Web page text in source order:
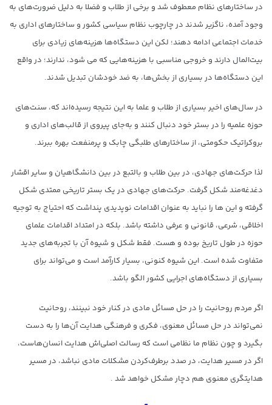
در ساختارهای نظام معطوف شد و برخی از طلاب و فضلا به دلیل ضرورت‌های به
وجود آمده، ناگزیر شدند در چارچوب نظام سیاسی کشور و ساختارهای اداری به
خدمات اجتماعی ادامه دهند؛ لکن این دستگاه‌ها هزینه‌های زیادی برای
بیت‌المال دارند و خروجی مناسبی با هزینه‌هایی که می شود، ندارند؛ در واقع
این دستگاه‌ها در بسیاری از بخش‌ها، به ضد خودشان تبدیل شدند.
در سال‌های اخیر بسیاری از طلاب و علما به این نتیجه رسیده‌اند که، سنت‌های
حوزه‌ علمیه را در بستر خود دنبال کنند و به‌جای پیروی از قالب‌های اداری و
بروکراتیک حکومتی، از ساختارهای طلبگی چابک و پرمنفعت بهره ببرند.
لذا حرکت‌های جهادی، در بین طلاب و بالتبع در بین دانشگاهیان و سایر اقشار
دغدغه‌مند شکل گرفت. حرکت‌های جهادی در یک بستر تاریخی ممتدی شکل
گرفته و این ها را نباید به عنوان اقدامات نوپدیدی پنداشت که احتیاج به توجیه
اخلاقی، شرعی، قانونی و عرفی داشته باشد. بلکه در امتداد اقدامات علمای
حوزه در طول تاریخ بوده و هست. فقط شکل و شیوه آن با تجربه‌های جدید
متفاوت شده است. این شیوه کنونی، بسیار کارآمد است و می‌تواند برای
بسیاری از دستگاه‌های اجرایی کشور الگو باشد.
اگر مردم روحانیت را در حل مسائل مادی در کنار خود نبینند، روحانیت
نمی‌تواند در حل مسائل معنوی، فکری و فرهنگی هدایت آن‌ها را به دست
بگیرد و چون نظام ما نظامی است که رسالت اصلی‌اش هدایت انسان‌هاست،
اگر در مسیر هدایت، در صدد برطرف‌کردن مشکلات مادی نباشد، در مسیر
هدایتگری معنوی هم دچار مشکل خواهد شد .